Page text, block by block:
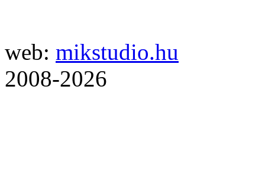
web: mikstudio.hu
2008-2026